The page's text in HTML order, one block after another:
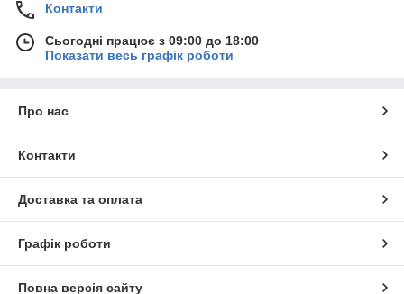
Контакти
Сьогодні працює з 09:00 до 18:00
Показати весь графік роботи
Про нас
Контакти
Доставка та оплата
Графік роботи
Повна версія сайту